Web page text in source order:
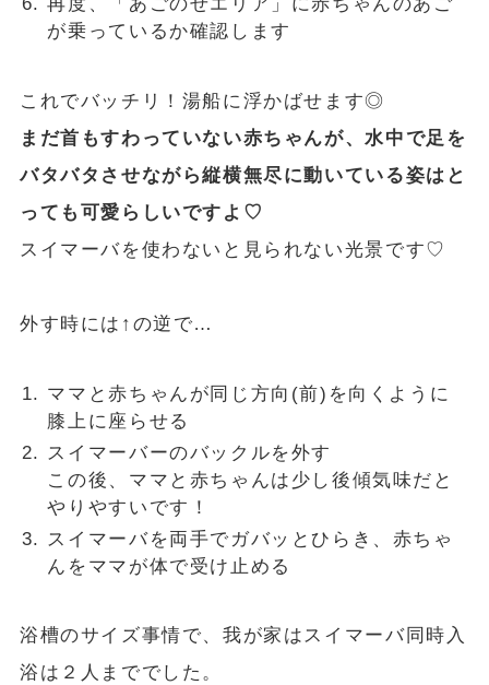
再度、「あごのせエリア」に赤ちゃんのあご
が乗っているか確認します
これでバッチリ！湯船に浮かばせます◎
まだ首もすわっていない赤ちゃんが、水中で足を
バタバタさせながら縦横無尽に動いている姿はと
っても可愛らしいですよ♡
スイマーバを使わないと見られない光景です♡
外す時には↑の逆で…
ママと赤ちゃんが同じ方向(前)を向くように
膝上に座らせる
スイマーバーのバックルを外す
この後、ママと赤ちゃんは少し後傾気味だと
やりやすいです！
スイマーバを両手でガバッとひらき、赤ちゃ
んをママが体で受け止める
浴槽のサイズ事情で、我が家はスイマーバ同時入
浴は２人まででした。